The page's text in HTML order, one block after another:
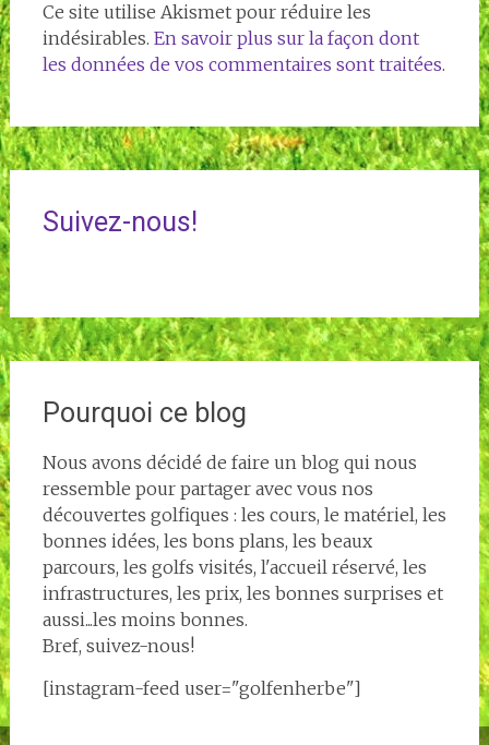
Ce site utilise Akismet pour réduire les
indésirables. En savoir plus sur la façon dont
les données de vos commentaires sont traitées.
Suivez-nous!
Pourquoi ce blog
Nous avons décidé de faire un blog qui nous
ressemble pour partager avec vous nos
découvertes golfiques : les cours, le matériel, les
bonnes idées, les bons plans, les beaux
parcours, les golfs visités, l'accueil réservé, les
infrastructures, les prix, les bonnes surprises et
aussi...les moins bonnes.
Bref, suivez-nous!
[instagram-feed user="golfenherbe"]